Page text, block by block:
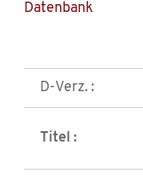
Datenbank
D-Verz. :
Titel :